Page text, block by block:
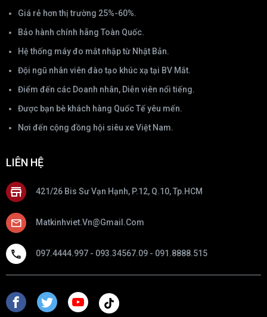
Giá rẻ hơn thị trường 25%-60%.
Bảo hành chính hãng Toàn Quốc.
Hệ thống máy đo mắt nhập từ Nhật Bản.
Đội ngũ nhân viên đào tạo khúc xạ tại BV Mắt.
Điểm đến các Doanh nhân, Diễn viên nổi tiếng.
Được bạn bè khách hàng Quốc Tế yêu mến.
Nơi đến cộng đồng hội siêu xe Việt Nam.
LIÊN HỆ
421/26 Bis Sư Vạn Hạnh, P.12, Q.10, Tp.HCM
Matkinhviet.vn@gmail.com
097.4444.997 - 093.34567.09 - 091.8888.515